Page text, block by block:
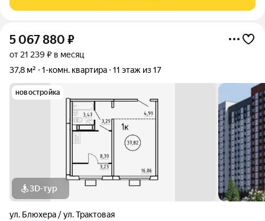
отделкой. Заезжайте и живите! ЖК
5 067 880 ₽
от 21 239 ₽ в месяц
37,8 м²
1-комн. квартира 11 этаж из 17
новостройка
3D-тур
ул. Блюхера / ул. Трактовая